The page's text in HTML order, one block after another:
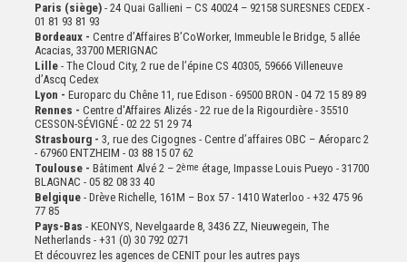
Paris (siège) - 24 Quai Gallieni – CS 40024 – 92158 SURESNES CEDEX -
01 81 93 81 93
Bordeaux - Centre d’Affaires B’CoWorker, Immeuble le Bridge, 5 allée
Acacias, 33700 MERIGNAC
Lille- The Cloud City, 2 rue de l’épine CS 40305, 59666 Villeneuve
d’Ascq Cedex
Lyon - Europarc du Chêne 11, rue Edison - 69500 BRON - 04 72 15 89 89
Rennes - Centre d'Affaires Alizés - 22 rue de la Rigourdière - 35510
CESSON-SÉVIGNÉ - 02 22 51 29 74
Strasbourg - 3, rue des Cigognes - Centre d’affaires OBC – Aéroparc 2
- 67960 ENTZHEIM - 03 88 15 07 62
Toulouse - Bâtiment Alvé 2 – 2ème étage, Impasse Louis Pueyo - 31700
BLAGNAC - 05 82 08 33 40
Belgique- Drève Richelle, 161M – Box 57 - 1410 Waterloo - +32 475 96
77 85
Pays-Bas - KEONYS, Nevelgaarde 8, 3436 ZZ, Nieuwegein, The
Netherlands - +31 (0) 30 792 0271
Et découvrez les agences de CENIT pour les autres pays